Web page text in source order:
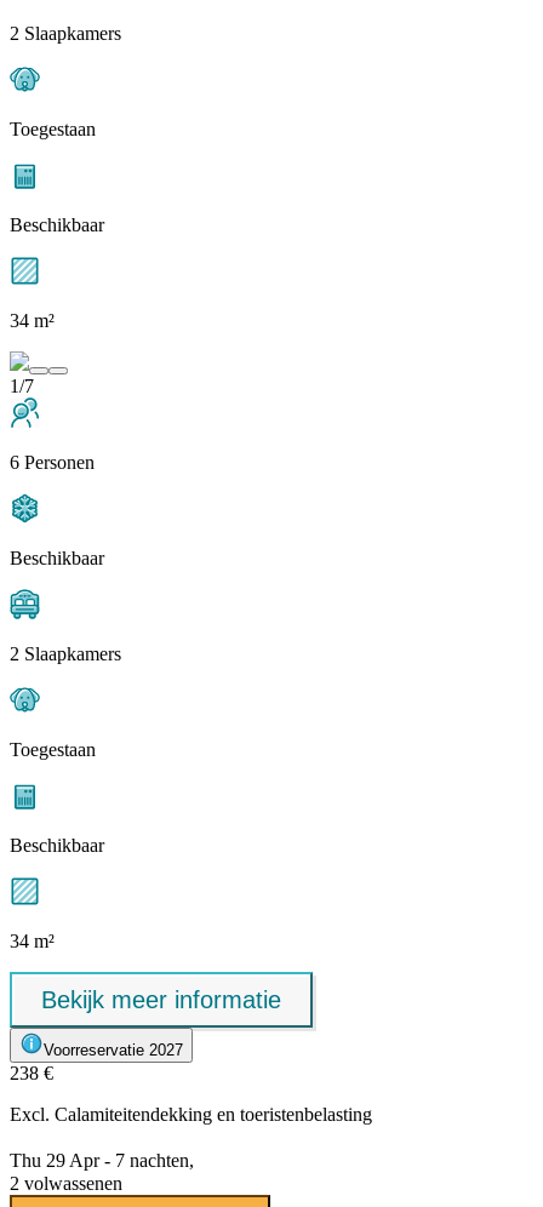
2 Slaapkamers
Toegestaan
Beschikbaar
34 m²
1/7
6 Personen
Beschikbaar
2 Slaapkamers
Toegestaan
Beschikbaar
34 m²
Bekijk meer informatie
Voorreservatie 2027
238 €
Excl. Calamiteitendekking en toeristenbelasting
Thu 29 Apr - 7 nachten,
2 volwassenen